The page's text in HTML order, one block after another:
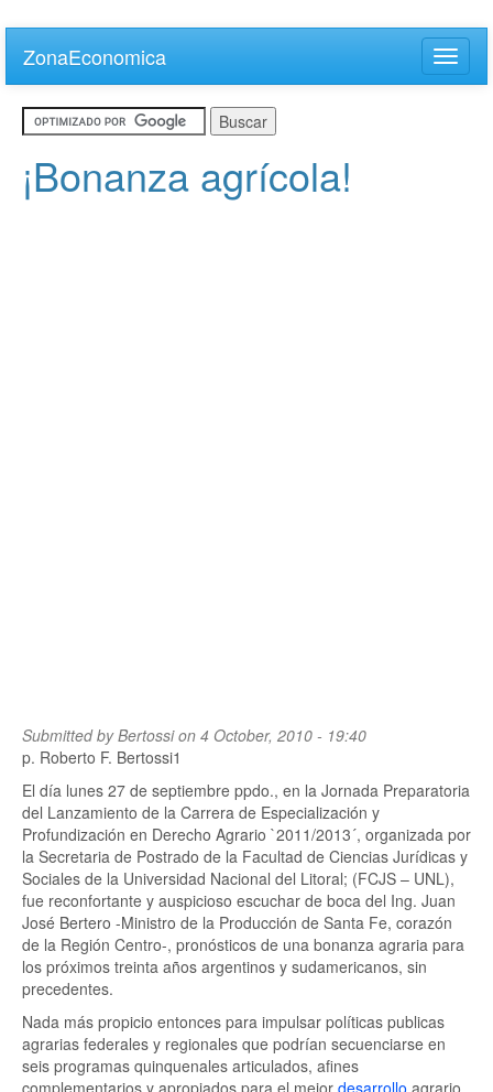
main
content
ZonaEconomica
Toggle
¡Bonanza agrícola!
Submitted byBertossion 4 October, 2010 - 19:40
p. Roberto F. Bertossi1
El día lunes 27 de septiembre ppdo., en la Jornada Preparatoria
del Lanzamiento de la Carrera de Especialización y
Profundización en Derecho Agrario `2011/2013´, organizada por
la Secretaria de Postrado de la Facultad de Ciencias Jurídicas y
Sociales de la Universidad Nacional del Litoral; (FCJS – UNL),
fue reconfortante y auspicioso escuchar de boca del Ing. Juan
José Bertero -Ministro de la Producción de Santa Fe, corazón
de la Región Centro-, pronósticos de una bonanza agraria para
los próximos treinta años argentinos y sudamericanos, sin
precedentes.
Nada más propicio entonces para impulsar políticas publicas
agrarias federales y regionales que podrían secuenciarse en
seis programas quinquenales articulados, afines
complementarios y apropiados para el mejor desarrollo agrario